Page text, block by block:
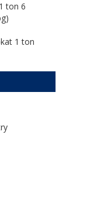
ton 6
1 ton